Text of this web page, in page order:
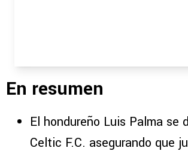
En resumen
El hondureño Luis Palma se
Celtic F.C. asegurando que